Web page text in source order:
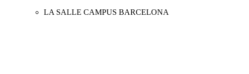
LA SALLE CAMPUS BARCELONA